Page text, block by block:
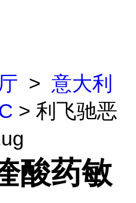
> 意大利
> 利飞驰恶
酸药敏